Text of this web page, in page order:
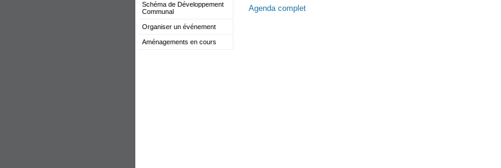
Schéma de Développement
Communal
Organiser un événement
Aménagements en cours
Agenda complet